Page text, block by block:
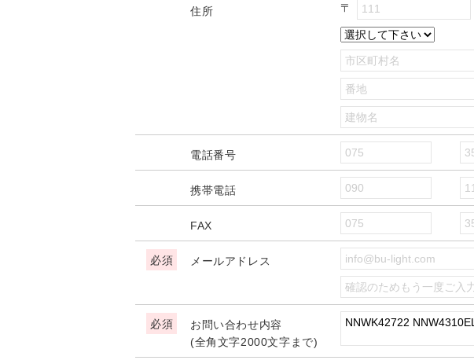
住所 〒
電話番号
携帯電話
FAX
メールアドレス
お問い合わせ内容
(全角文字2000文字まで)